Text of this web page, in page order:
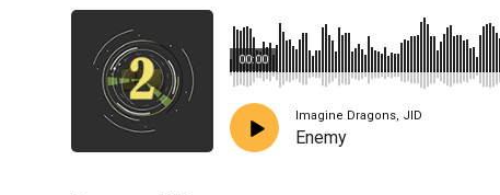
00:00
Imagine Dragons, JID
Enemy